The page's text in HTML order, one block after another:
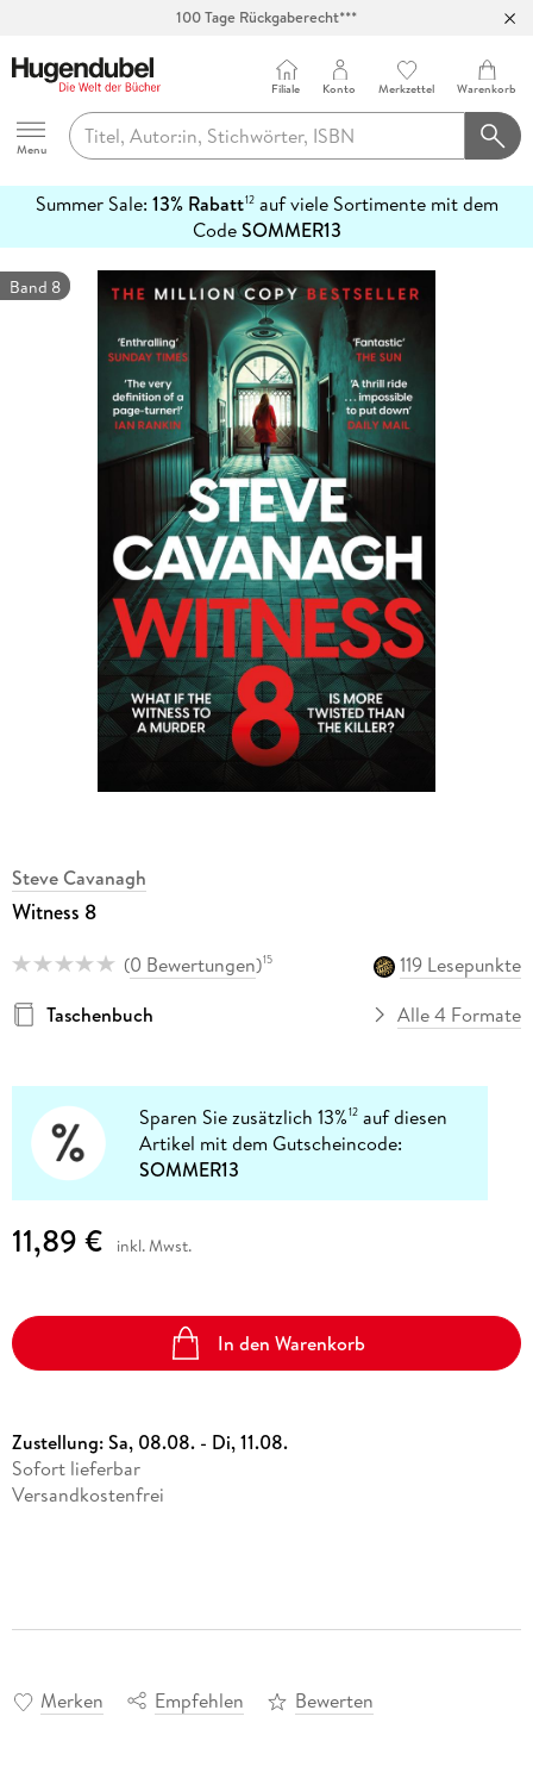
100 Tage Rückgaberecht***
Hugendubel
Menu
Filiale Konto Merkzettel Warenkorb
Summer Sale: 13% Rabatt12auf viele Sortimente mit dem
CodeSOMMER13
erfahren
Band 8
Steve Cavanagh
Witness 8
(0 Bewertungen)15
119 Lesepunkte
Taschenbuch
Alle 4 Formate
Sparen Sie zusätzlich 13%12 auf diesen
Artikel mit dem Gutscheincode:
SOMMER13
11,89 € inkl. Mwst.
In den Warenkorb
Zustellung:Sa, 08.08. - Di, 11.08.
Sofort lieferbar
Versandkostenfrei
Merken Empfehlen Bewerten